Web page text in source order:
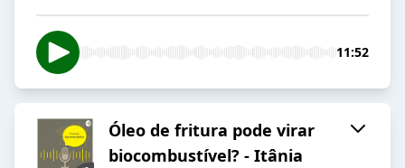
11:52
Óleo de fritura pode virar
biocombustível? - Itânia